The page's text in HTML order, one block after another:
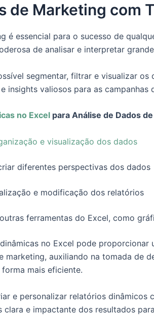
de Marketing com
é essencial para o sucesso de
de analisar e interpretar
segmentar, filtrar e visualizar
insights valiosos para as campanhas
no Excel para Análise de Dados
e visualização dos dados
diferentes perspectivas dos dados
e modificação dos relatórios
ferramentas do Excel, como
no Excel pode proporcionar
marketing, auxiliando na tomada de
mais eficiente.
e personalizar relatórios dinâmicos
clara e impactante dos resultados